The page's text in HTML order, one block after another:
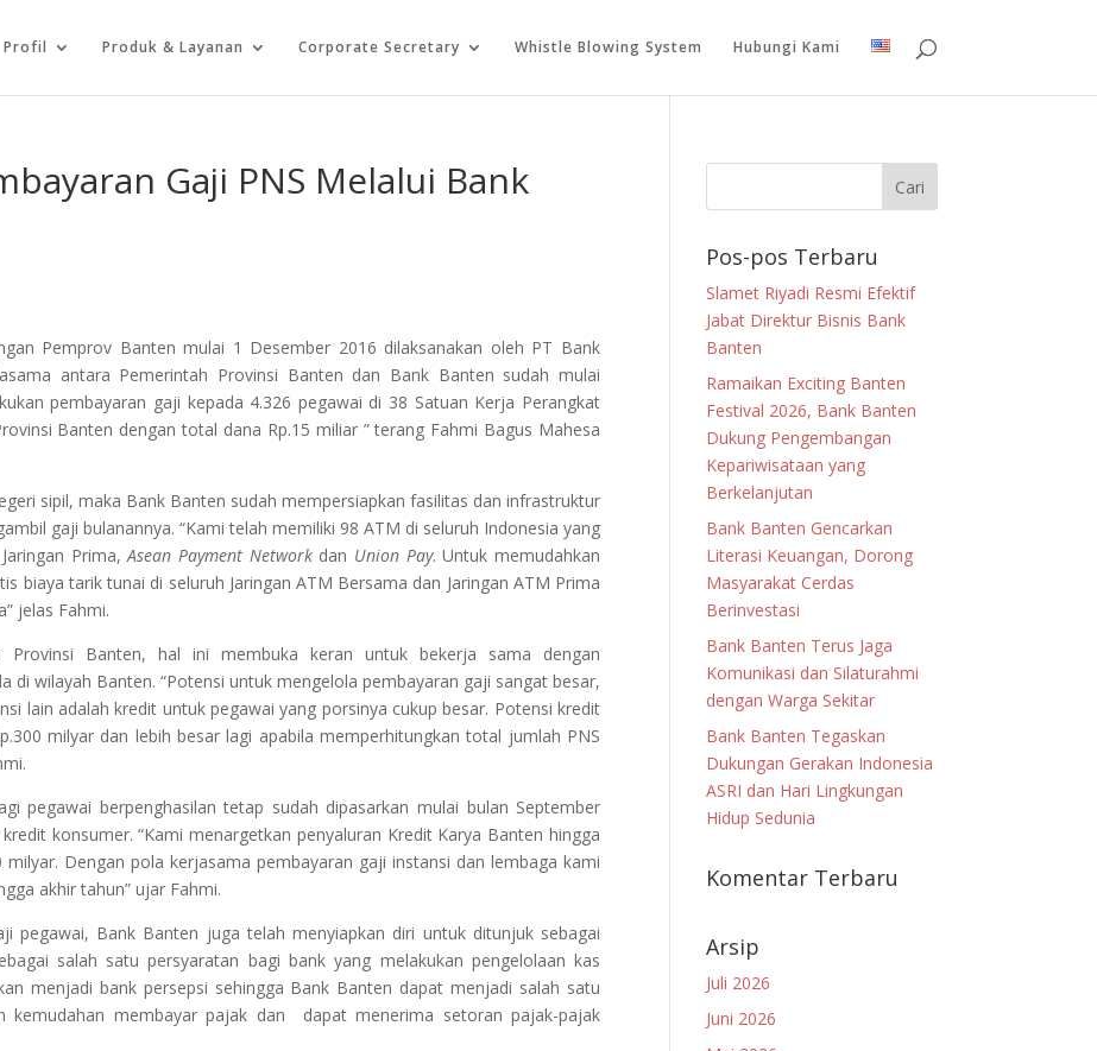
Profil Produk & Layanan Corporate Secretary Whistle Blowing System Hubungi Kami
Gaji PNS Melalui Bank
Pemprov Banten mulai 1 Desember 2016 dilaksanakan oleh PT Bank
antara Pemerintah Provinsi Banten dan Bank Banten sudah mulai
pembayaran gaji kepada 4.326 pegawai di 38 Satuan Kerja Perangkat
Banten dengan total dana Rp.15 miliar ” terang Fahmi Bagus Mahesa
sipil, maka Bank Banten sudah mempersiapkan fasilitas dan infrastruktur
gaji bulanannya. “Kami telah memiliki 98 ATM di seluruh Indonesia yang
Prima,Asean Payment Networkdan Union Pay. Untuk memudahkan
biaya tarik tunai di seluruh Jaringan ATM Bersama dan Jaringan ATM Prima
jelas Fahmi.
Provinsi Banten, hal ini membuka keran untuk bekerja sama dengan
di wilayah Banten. “Potensi untuk mengelola pembayaran gaji sangat besar,
lain adalah kredit untuk pegawai yang porsinya cukup besar. Potensi kredit
milyar dan lebih besar lagi apabila memperhitungkan total jumlah PNS
pegawai berpenghasilan tetap sudah dipasarkan mulai bulan September
konsumer. “Kami menargetkan penyaluran Kredit Karya Banten hingga
Dengan pola kerjasama pembayaran gaji instansi dan lembaga kami
akhir tahun” ujar Fahmi.
pegawai, Bank Banten juga telah menyiapkan diri untuk ditunjuk sebagai
salah satu persyaratan bagi bank yang melakukan pengelolaan kas
menjadi bank persepsi sehingga Bank Banten dapat menjadi salah satu
kemudahan membayar pajak dan dapat menerima setoran pajak-pajak
Pos-pos Terbaru
Slamet Riyadi Resmi Efektif
Jabat Direktur Bisnis Bank
Banten
Ramaikan Exciting Banten
Festival 2026, Bank Banten
Dukung Pengembangan
Kepariwisataan yang
Berkelanjutan
Bank Banten Gencarkan
Literasi Keuangan, Dorong
Masyarakat Cerdas
Berinvestasi
Bank Banten Terus Jaga
Komunikasi dan Silaturahmi
dengan Warga Sekitar
Bank Banten Tegaskan
Dukungan Gerakan Indonesia
ASRI dan Hari Lingkungan
Hidup Sedunia
Komentar Terbaru
Arsip
Juli 2026
Juni 2026